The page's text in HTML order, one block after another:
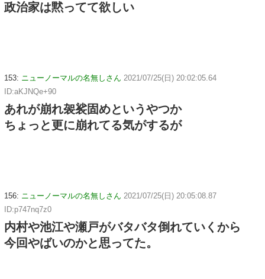
政治家は黙ってて欲しい
153: ニューノーマルの名無しさん 2021/07/25(日) 20:02:05.64
ID:aKJNQe+90
あれが崩れ袈裟固めというやつか
ちょっと更に崩れてる気がするが
156: ニューノーマルの名無しさん 2021/07/25(日) 20:05:08.87
ID:p747nq7z0
内村や池江や瀬戸がバタバタ倒れていくから
今回やばいのかと思ってた。